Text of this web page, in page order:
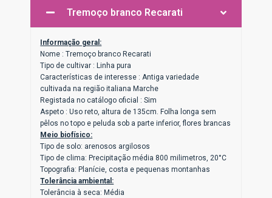
Tremoço branco Recarati
Informação geral:
Nome : Tremoço branco Recarati
Tipo de cultivar : Linha pura
Características de interesse : Antiga variedade
cultivada na região italiana Marche
Registada no catálogo oficial : Sim
Aspeto : Uso reto, altura de 135cm. Folha longa sem
pêlos no topo e peluda sob a parte inferior, flores brancas
Meio biofísico:
Tipo de solo: arenosos argilosos
Tipo de clima: Precipitação média 800 milimetros, 20°C
Topografia: Planície, costa e pequenas montanhas
Tolerância ambiental:
Tolerância à seca: Média